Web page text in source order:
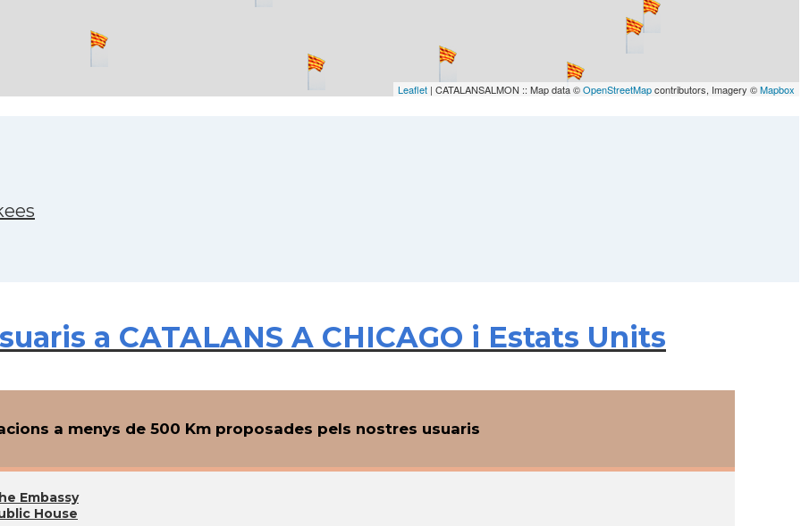
Leaflet | CATALANSALMON :: Map data ©OpenStreetMapcontributors, Imagery ©Mapbox
a CATALANS A CHICAGO i Estats Units
a menys de 500 Km proposades pels nostres usuaris
Embassy
House